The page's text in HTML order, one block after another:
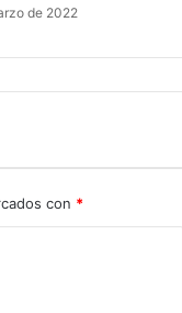
de 2022
con *